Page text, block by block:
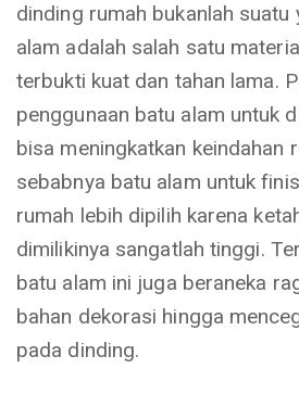
dinding rumah bukanlah suatu
alam adalah salah satu
terbukti kuat dan tahan lama.
penggunaan batu alam untuk
bisa meningkatkan keindahan
sebabnya batu alam untuk
rumah lebih dipilih karena
dimilikinya sangatlah tinggi.
batu alam ini juga beraneka
bahan dekorasi hingga
pada dinding.